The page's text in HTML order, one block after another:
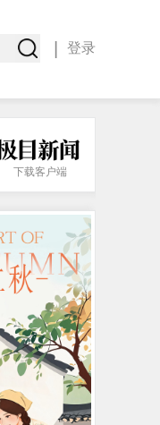
登录
下载客户端